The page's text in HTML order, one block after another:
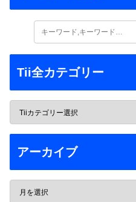
Tii全カテゴリー
アーカイブ